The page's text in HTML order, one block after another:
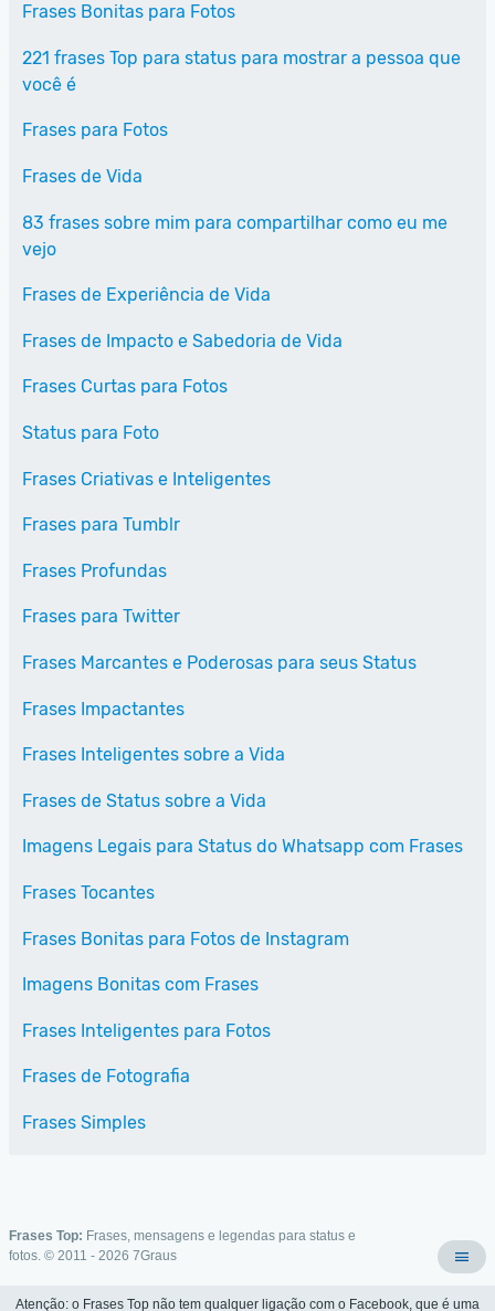
Frases Bonitas para Fotos
221 frases Top para status para mostrar a pessoa que
você é
Frases para Fotos
Frases de Vida
83 frases sobre mim para compartilhar como eu me
vejo
Frases de Experiência de Vida
Frases de Impacto e Sabedoria de Vida
Frases Curtas para Fotos
Status para Foto
Frases Criativas e Inteligentes
Frases para Tumblr
Frases Profundas
Frases para Twitter
Frases Marcantes e Poderosas para seus Status
Frases Impactantes
Frases Inteligentes sobre a Vida
Frases de Status sobre a Vida
Imagens Legais para Status do Whatsapp com Frases
Frases Tocantes
Frases Bonitas para Fotos de Instagram
Imagens Bonitas com Frases
Frases Inteligentes para Fotos
Frases de Fotografia
Frases Simples
Frases Top: Frases, mensagens e legendas para status e
fotos. © 2011 - 2026 7Graus
Atenção: o Frases Top não tem qualquer ligação com o Facebook, que é uma